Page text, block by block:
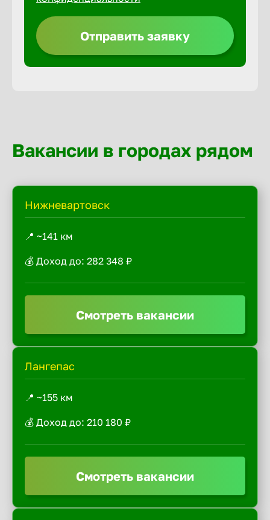
Отправить заявку
Вакансии в городах рядом
Нижневартовск
📍 ~141 км
💰 Доход до: 282 348 ₽
Смотреть вакансии
Лангепас
📍 ~155 км
💰 Доход до: 210 180 ₽
Смотреть вакансии